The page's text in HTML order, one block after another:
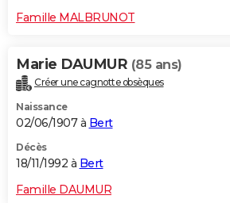
Famille MALBRUNOT
Marie DAUMUR (85 ans)
Créer une cagnotte obsèques
Naissance
02/06/1907 à Bert
Décès
18/11/1992 à Bert
Famille DAUMUR